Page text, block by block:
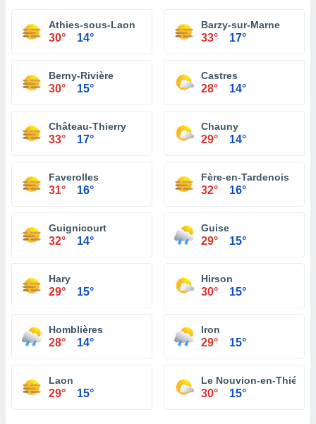
Athies-sous-Laon
30° 14°
Barzy-sur-Marne
33° 17°
Berny-Rivière
30° 15°
Castres
28° 14°
Château-Thierry
33° 17°
Chauny
29° 14°
Faverolles
31° 16°
Fère-en-Tardenois
32° 16°
Guignicourt
32° 14°
Guise
29° 15°
Hary
29° 15°
Hirson
30° 15°
Homblières
28° 14°
Iron
29° 15°
Laon
29° 15°
Le Nouvion-en-
30° 15°